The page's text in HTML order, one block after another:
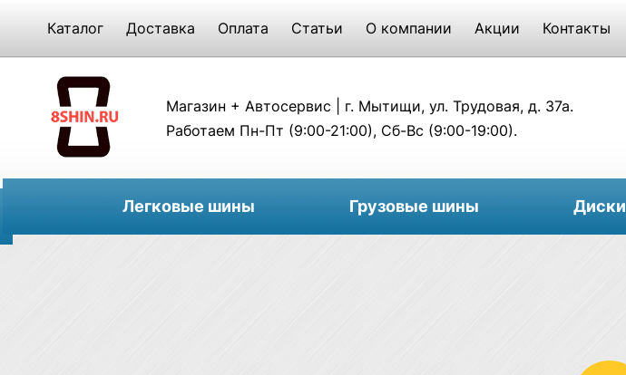
Каталог Доставка Оплата Статьи О компании Акции Контакты
Магазин + Автосервис | г. Мытищи, ул. Трудовая, д. 37а.
Работаем Пн-Пт (9:00-21:00), Сб-Вс (9:00-19:00).
Легковые шины Грузовые шины Диски